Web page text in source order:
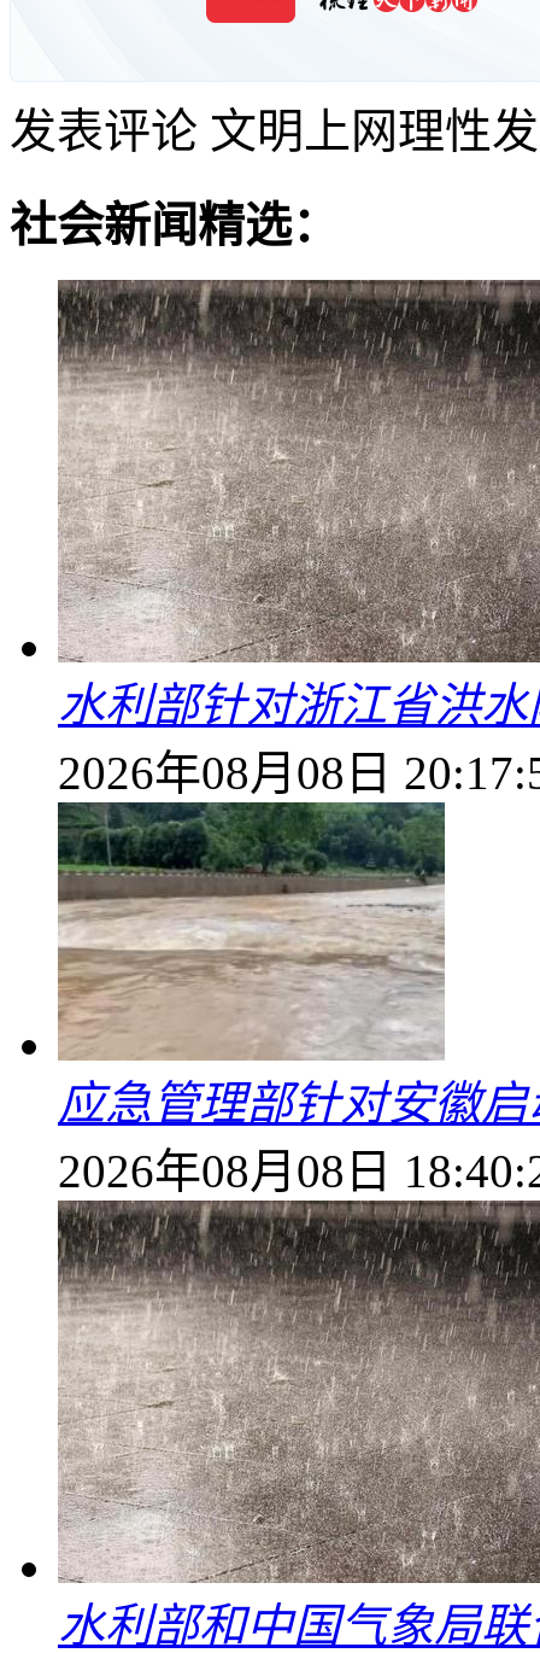
发表评论 文明上网理性
社会新闻精选：
水利部针对浙江省洪
2026年08月08日
应急管理部针对安徽
2026年08月08日
水利部和中国气象局